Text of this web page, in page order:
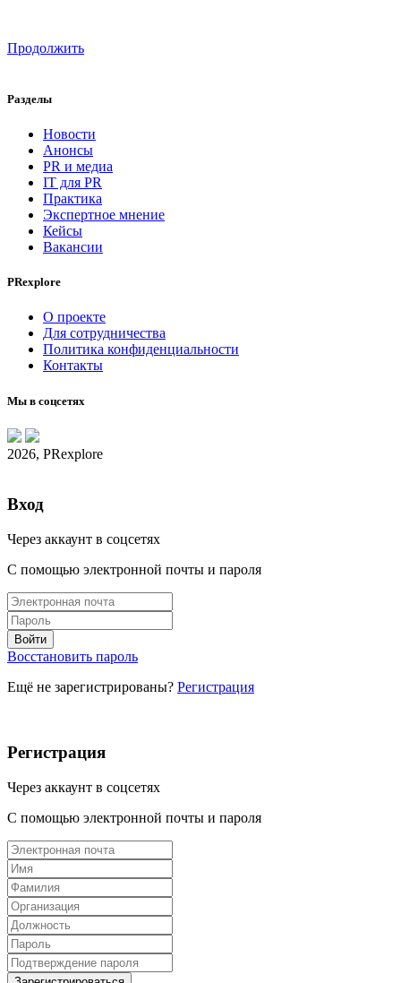
Продолжить
Разделы
Новости
Анонсы
PR и медиа
IT для PR
Практика
Экспертное мнение
Кейсы
Вакансии
PRexplore
О проекте
Для сотрудничества
Политика конфиденциальности
Контакты
Мы в соцсетях
2026, PRexplore
Вход
Через аккаунт в соцсетях
С помощью электронной почты и пароля
Восстановить пароль
Ещё не зарегистрированы? Регистрация
Регистрация
Через аккаунт в соцсетях
С помощью электронной почты и пароля